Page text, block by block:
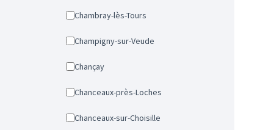
Chambray-lès-Tours
Champigny-sur-Veude
Chançay
Chanceaux-près-Loches
Chanceaux-sur-Choisille